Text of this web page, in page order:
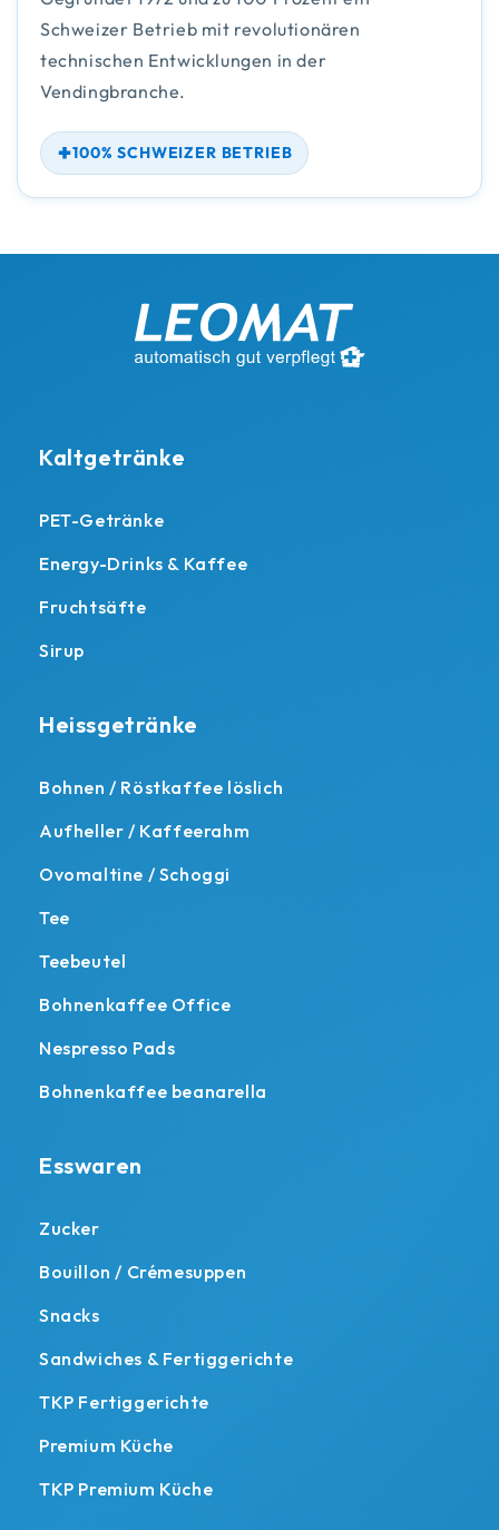
Schweizer Betrieb mit revolutionären
technischen Entwicklungen in der
Vendingbranche.
100% SCHWEIZER BETRIEB
Kaltgetränke
PET-Getränke
Energy-Drinks & Kaffee
Fruchtsäfte
Sirup
Heissgetränke
Bohnen / Röstkaffee löslich
Aufheller / Kaffeerahm
Ovomaltine / Schoggi
Tee
Teebeutel
Bohnenkaffee Office
Nespresso Pads
Bohnenkaffee beanarella
Esswaren
Zucker
Bouillon / Crémesuppen
Snacks
Sandwiches & Fertiggerichte
TKP Fertiggerichte
Premium Küche
TKP Premium Küche